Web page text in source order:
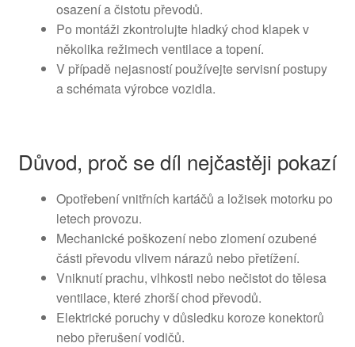
osazení a čistotu převodů.
Po montáži zkontrolujte hladký chod klapek v
několika režimech ventilace a topení.
V případě nejasností používejte servisní postupy
a schémata výrobce vozidla.
Důvod, proč se díl nejčastěji pokazí
Opotřebení vnitřních kartáčů a ložisek motorku po
letech provozu.
Mechanické poškození nebo zlomení ozubené
části převodu vlivem nárazů nebo přetížení.
Vniknutí prachu, vlhkosti nebo nečistot do tělesa
ventilace, které zhorší chod převodů.
Elektrické poruchy v důsledku koroze konektorů
nebo přerušení vodičů.